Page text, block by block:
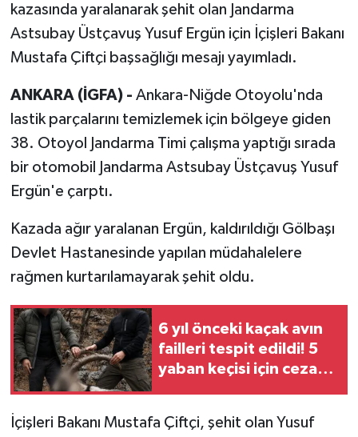
kazasında yaralanarak şehit olan Jandarma
Astsubay Üstçavuş Yusuf Ergün için İçişleri Bakanı
Mustafa Çiftçi başsağlığı mesajı yayımladı.
ANKARA (İGFA) - Ankara-Niğde Otoyolu'nda
lastik parçalarını temizlemek için bölgeye giden
38. Otoyol Jandarma Timi çalışma yaptığı sırada
bir otomobil Jandarma Astsubay Üstçavuş Yusuf
Ergün'e çarptı.
Kazada ağır yaralanan Ergün, kaldırıldığı Gölbaşı
Devlet Hastanesinde yapılan müdahalelere
rağmen kurtarılamayarak şehit oldu.
6 yıl önceki kaçak avın
failleri tespit edildi! 5
yaban keçisi için ceza
İçişleri Bakanı Mustafa Çiftçi, şehit olan Yusuf